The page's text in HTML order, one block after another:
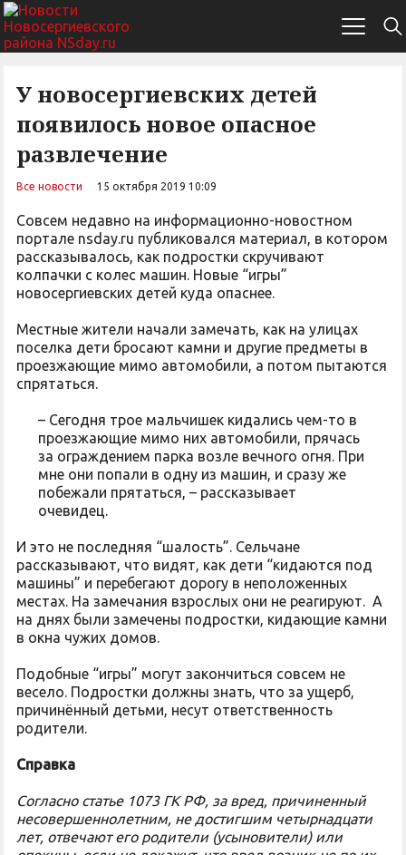
У новосергиевских детей
появилось новое опасное
развлечение
Все новости 15 октября 2019 10:09
Совсем недавно на информационно-новостном
портале nsday.ru публиковался материал, в котором
рассказывалось, как подростки скручивают
колпачки с колес машин. Новые “игры”
новосергиевских детей куда опаснее.
Местные жители начали замечать, как на улицах
поселка дети бросают камни и другие предметы в
проезжающие мимо автомобили, а потом пытаются
спрятаться.
– Сегодня трое мальчишек кидались чем-то в
проезжающие мимо них автомобили, прячась
за ограждением парка возле вечного огня. При
мне они попали в одну из машин, и сразу же
побежали прятаться, – рассказывает
очевидец.
И это не последняя “шалость”. Сельчане
рассказывают, что видят, как дети “кидаются под
машины” и перебегают дорогу в неположенных
местах. На замечания взрослых они не реагируют. А
на днях были замечены подростки, кидающие камни
в окна чужих домов.
Подобные “игры” могут закончиться совсем не
весело. Подростки должны знать, что за ущерб,
причинённый детьми, несут ответственность
родители.
Справка
Согласно статье 1073 ГК РФ, за вред, причиненный
несовершеннолетним, не достигшим четырнадцати
лет, отвечают его родители (усыновители) или